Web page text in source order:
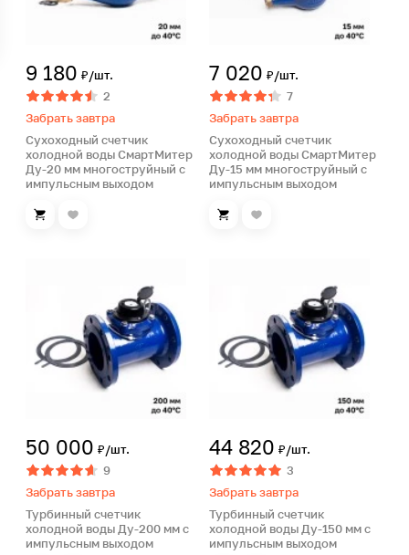
9 180 ₽/шт.
2
Забрать завтра
Сухоходный счетчик
холодной воды СмартМитер
Ду-20 мм многоструйный с
импульсным выходом
7 020 ₽/шт.
7
Забрать завтра
Сухоходный счетчик
холодной воды СмартМитер
Ду-15 мм многоструйный с
импульсным выходом
50 000 ₽/шт.
9
Забрать завтра
Турбинный счетчик
холодной воды Ду-200 мм с
импульсным выходом
44 820 ₽/шт.
3
Забрать завтра
Турбинный счетчик
холодной воды Ду-150 мм с
импульсным выходом